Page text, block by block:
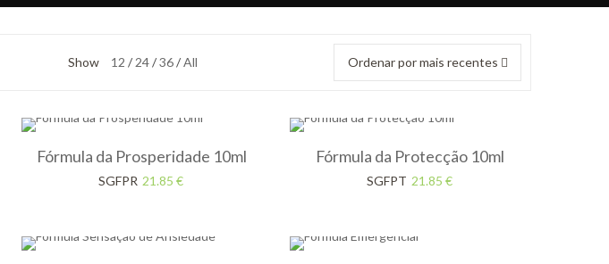
Show 12 24 36 All Ordenar por mais recentes
Fórmula da Prosperidade 10ml
SGFPR 21.85€
Fórmula da Protecção 10ml
SGFPT 21.85 €